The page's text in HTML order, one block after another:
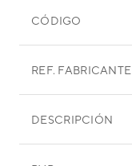
CÓDIGO
REF. FABRICANTE
DESCRIPCIÓN